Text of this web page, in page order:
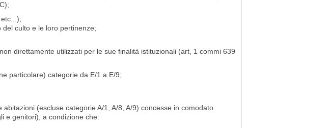
culto e le loro pertinenze;
direttamente utilizzati per le sue finalità istituzionali (art, 1 commi 639
particolare) categorie da E/1 a E/9;
(escluse categorie A/1, A/8, A/9) concesse in comodato
e genitori), a condizione che: